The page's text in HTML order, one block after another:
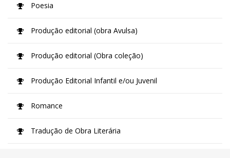
Poesia
Produção editorial (obra Avulsa)
Produção editorial (Obra coleção)
Produção Editorial Infantil e/ou Juvenil
Romance
Tradução de Obra Literária